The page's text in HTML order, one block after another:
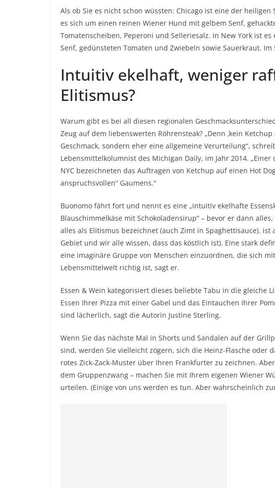
Als ob Sie es nicht schon wüssten: Chicago ist eine der heiligen
es sich um einen reinen Wiener Hund mit gelbem Senf,
Tomatenscheiben, Peperoni und Selleriesalz. In New York ist
Senf, gedünsteten Tomaten und Zwiebeln sowie Sauerkraut. Im
Intuitiv ekelhaft, weniger
Elitismus?
Warum gibt es bei all diesen regionalen
Zeug auf dem liebenswerten Röhrensteak? „Denn ‚kein
Geschmack, sondern eher eine allgemeine Verurteilung“,
Lebensmittelkolumnist des Michigan Daily, im Jahr 2014. „Einer
NYC bezeichneten das Auftragen von Ketchup auf einen Hot
anspruchsvollen“ Gaumens.“
Buonomo fährt fort und nennt es eine „intuitiv ekelhafte
Blauschimmelkäse mit Schokoladensirup“ – bevor er dann
alles als Elitismus bezeichnet (auch Zimt in Spaghettisauce). ist
Gebiet und wir alle wissen, dass das köstlich ist). Eine stark
eine imaginäre Gruppe von Menschen einzuordnen, die sich
Lebensmittelwelt richtig ist, sagt er.
Essen & Wein kategorisiert dieses beliebte Tabu in die gleiche
Essen Ihrer Pizza mit einer Gabel und das Eintauchen Ihrer
sind lächerlich, sagt die Autorin Justine Sterling.
Wenn Sie das nächste Mal in Shorts und Sandalen auf der
sind, werden Sie vielleicht zögern, sich die Heinz-Flasche oder
rotes Zick-Zack-Muster über Ihren Frankfurter zu zeichnen.
dem Gruppenzwang – machen Sie mit Ihrem eigenen Wiener
urteilen. (Einige von uns werden es tun. Aber wahrscheinlich